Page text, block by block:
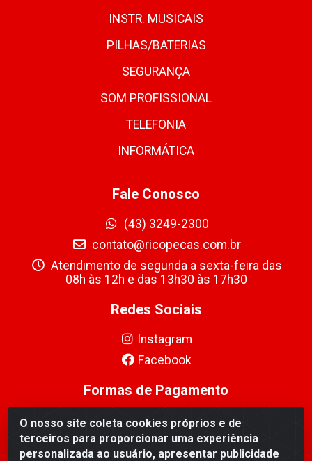
O nosso site coleta cookies próprios e de
terceiros para proporcionar uma experiência
personalizada ao usuário, apresentar publicidade
INSTR. MUSICAIS
PILHAS/BATERIAS
SEGURANÇA
SOM PROFISSIONAL
TELEFONIA
INFORMÁTICA
Fale Conosco
(43) 3249-2300
contato@ricopecas.com.br
Atendimento de segunda a sexta-feira das
08h às 12h e das 13h30 às 17h30
Redes Sociais
Instagram
Facebook
Formas de Pagamento